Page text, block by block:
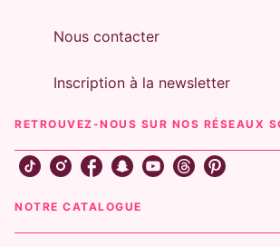
Nous contacter
Inscription à la newsletter
RETROUVEZ-NOUS SUR NOS RÉSEAUX
NOTRE CATALOGUE